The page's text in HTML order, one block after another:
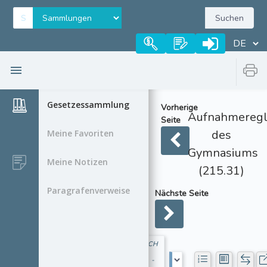
Suchen
Gesetzessammlung
Meine Favoriten
Meine Notizen
Paragrafenverweise
Vorherige
Seite
des
Gymnasiums
(215.31)
Nächste Seite
CH
-